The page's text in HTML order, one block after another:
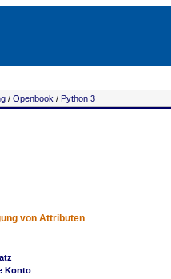
/ Openbook / Python 3
von Attributen
Konto